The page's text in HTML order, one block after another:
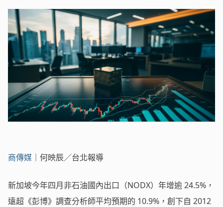
Mute
商傳媒 ｜何映辰／台北報導
新加坡今年四月非石油國內出口（NODX）年增逾 24.5%，
遠超《彭博》調查分析師平均預期的 10.9%，創下自 2012